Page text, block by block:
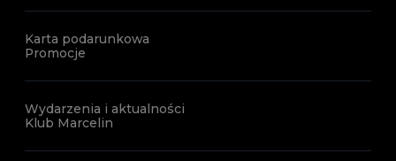
Karta podarunkowa
Promocje
Wydarzenia i aktualności
Klub Marcelin